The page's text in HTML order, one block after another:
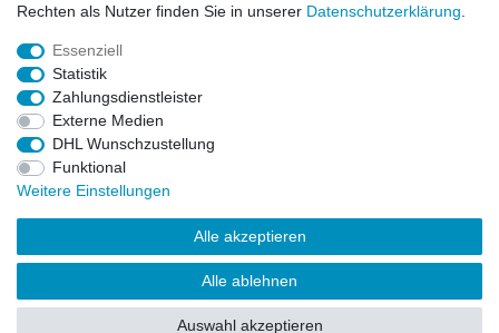
Handelsgesellschaft mbH.
Alle Markennamen, Warenzeichen sowie sämtliche Produktbilder
und Beschreibungen sind Eigentum Ihrer rechtmäßigen
Eigentümer und dienen hier nur der Beschreibung.
Preise nur für registrierte Händler, ansonsten zeigt der Shop 0,00
€
LEGO, das LEGO Logo, die Minifigur, DUPLO, LEGENDS OF
CHIMA, NINJAGO, BIONICLE, MINDSTORMS und MIXELS sind
urheberrechtlich geschützte Markenzeichen der LEGO Gruppe.
Rechten als Nutzer finden Sie in unserer Daten­schutz­erklärung
Essenziell
Statistik
Zahlungsdienstleister
Externe Medien
DHL Wunschzustellung
Funktional
Weitere Einstellungen
Alle akzeptieren
Alle ablehnen
Auswahl akzeptieren